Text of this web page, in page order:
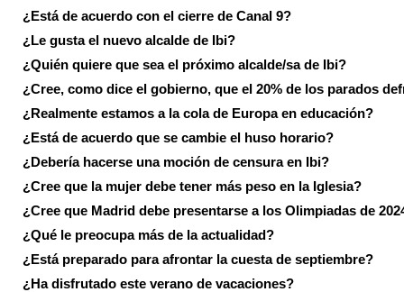
¿Está de acuerdo con el cierre de Canal 9?
¿Le gusta el nuevo alcalde de Ibi?
¿Quién quiere que sea el próximo alcalde/sa de Ibi?
¿Cree, como dice el gobierno, que el 20% de los parados
¿Realmente estamos a la cola de Europa en educación?
¿Está de acuerdo que se cambie el huso horario?
¿Debería hacerse una moción de censura en Ibi?
¿Cree que la mujer debe tener más peso en la Iglesia?
¿Cree que Madrid debe presentarse a los Olimpiadas de
¿Qué le preocupa más de la actualidad?
¿Está preparado para afrontar la cuesta de septiembre?
¿Ha disfrutado este verano de vacaciones?